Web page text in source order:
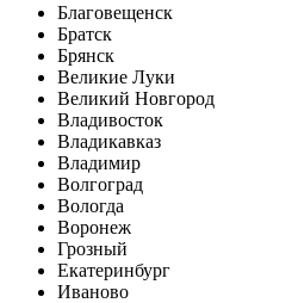
Благовещенск
Братск
Брянск
Великие Луки
Великий Новгород
Владивосток
Владикавказ
Владимир
Волгоград
Вологда
Воронеж
Грозный
Екатеринбург
Иваново